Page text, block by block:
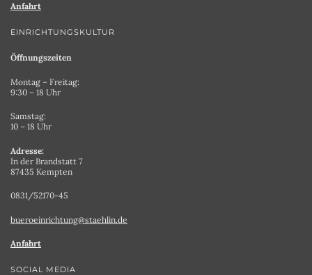
Anfahrt
EINRICHTUNGSKULTUR
Öffnungszeiten
Montag – Freitag:
9:30 – 18 Uhr
Samstag:
10 – 18 Uhr
Adresse:
In der Brandstatt 7
87435 Kempten
0831/52170-45
bueroeinrichtung@staehlin.de
Anfahrt
SOCIAL MEDIA